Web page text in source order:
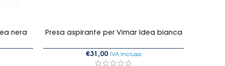
nera Presa aspirante per Vimar Idea bianca
€31,00 IVA Inclusa